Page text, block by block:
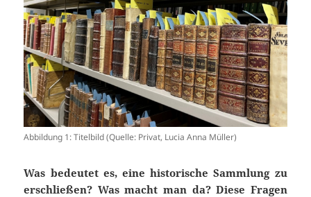
Abbildung 1: Titelbild (Quelle: Privat, Lucia Anna Müller)
Was bedeutet es, eine historische Sammlung zu
erschließen? Was macht man da? Diese Fragen